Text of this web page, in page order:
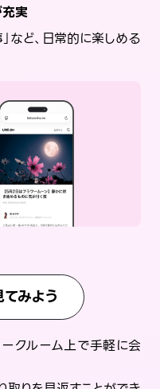
実
など、日常的に楽しめる
みよう
ークルーム上で手軽に会